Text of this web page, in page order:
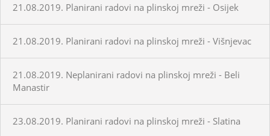
21.08.2019. Planirani radovi na plinskoj mreži - Osijek
21.08.2019. Planirani radovi na plinskoj mreži - Višnjevac
21.08.2019. Neplanirani radovi na plinskoj mreži - Beli
Manastir
23.08.2019. Planirani radovi na plinskoj mreži - Slatina